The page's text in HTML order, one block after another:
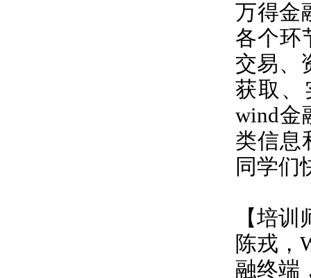
万得金
各个环
交易、
获取、
wind金
类信息
同学们
【培
陈戎，
融终端